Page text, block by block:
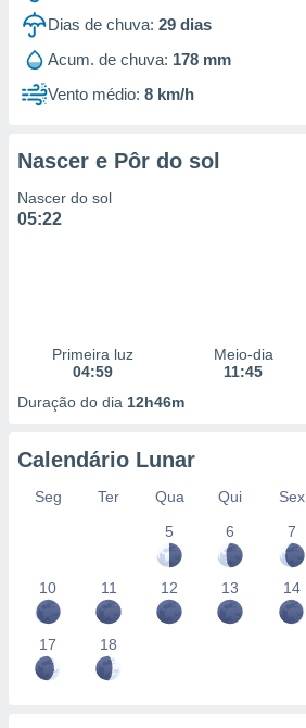
através
estudos
de
Dias de chuva: 29 dias
Acum. de chuva: 178 mm
Vento médio: 8 km/h
Nascer e Pôr do sol
Nascer do sol
05:22
Primeira luz
04:59
Meio-dia
11:45
Duração do dia 12h46m
Calendário Lunar
Seg Ter Qua Qui Sex
5
6 7
10 11 12 13 14
17 18